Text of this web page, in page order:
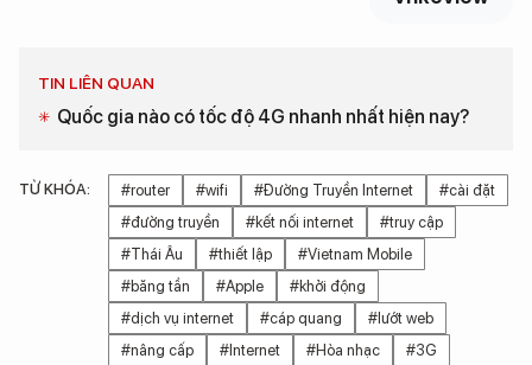
TIN LIÊN QUAN
Quốc gia nào có tốc độ 4G nhanh nhất hiện nay?
TỪ KHÓA: #router #wifi #Đường Truyền Internet
#cài đặt
#đường truyền
#kết nối internet
#truy cập
#Thái Âu
#thiết lập
#Vietnam Mobile
#băng tần
#Apple
#khởi động
#dịch vụ internet
#cáp quang
#lướt web
#nâng cấp
#Internet #Hòa nhạc
#3G